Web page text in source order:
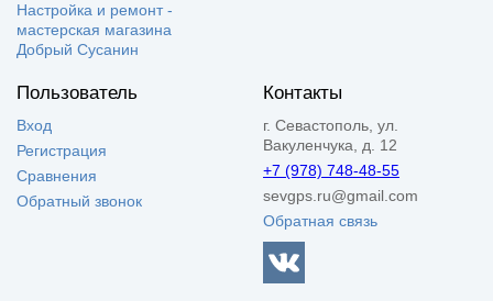
Настройка и ремонт -
мастерская магазина
Добрый Сусанин
Пользователь
Вход
Регистрация
Сравнения
Обратный звонок
Контакты
г. Севастополь, ул.
Вакуленчука, д. 12
+7 (978) 748-48-55
sevgps.ru@gmail.com
Обратная связь